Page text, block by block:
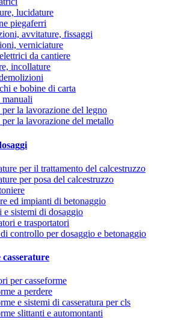
lucidature
piegaferri
avvitature, fissaggi
verniciature
da cantiere
incollature
e bobine di carta
la lavorazione del legno
la lavorazione del metallo
per il trattamento del calcestruzzo
per posa del calcestruzzo
ed impianti di betonaggio
e sistemi di dosaggio
e trasportatori
controllo per dosaggio e betonaggio
casserature
per casseforme
a perdere
e sistemi di casseratura per cls
slittanti e automontanti